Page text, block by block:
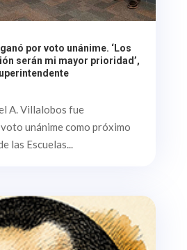
por voto unánime. ‘Los
serán mi mayor prioridad’,
A. Villalobos fue
unánime como próximo
las Escuelas...